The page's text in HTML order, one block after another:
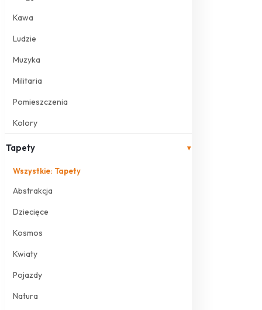
Kawa
Ludzie
Muzyka
Militaria
Pomieszczenia
Kolory
Tapety ▾
Wszystkie: Tapety
Abstrakcja
Dziecięce
Kosmos
Kwiaty
Pojazdy
Natura